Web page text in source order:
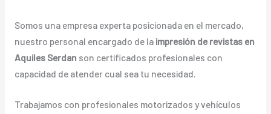
Somos una empresa experta posicionada en el mercado,
nuestro personal encargado de la impresión de revistas en
Aquiles Serdan son certificados profesionales con
capacidad de atender cual sea tu necesidad.
Trabajamos con profesionales motorizados y vehículos